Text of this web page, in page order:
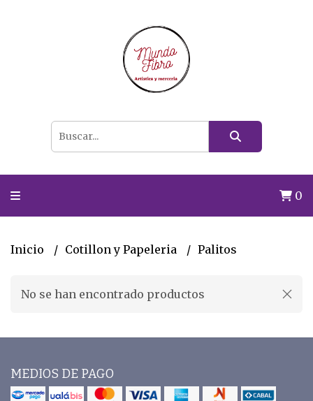
0
Inicio Cotillon y Papeleria Palitos
No se han encontrado productos
MEDIOS DE PAGO